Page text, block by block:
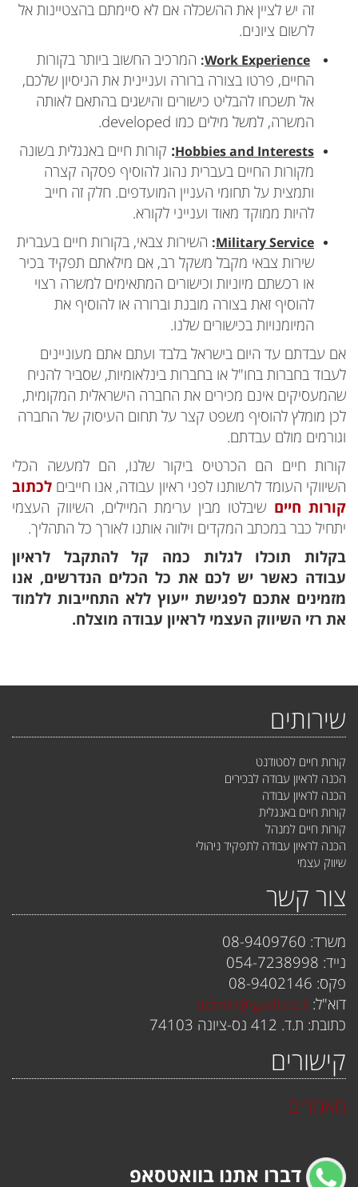
זה יש לציין את ההשכלה אם לא סיימתם בהצטיינות אל
לרשום ציונים.
Work Experience
: המרכיב החשוב ביותר בקורות
החיים, פרטו בצורה ברורה ועניינית את הניסיון שלכם,
אל תשכחו להבליט כישורים והישגים בהתאם לאותה
המשרה, למשל מילים כמו developed.
Hobbies and Interests
: קורות חיים באנגלית בשונה
מקורות החיים בעברית נהוג להוסיף פסקה קצרה
ותמצית על תחומי העניין המועדפים. חלק זה חייב
להיות ממוקד מאוד וענייני לקורא.
Military Service
: השירות צבאי, בקורות חיים בעברית
שירות צבאי מקבל משקל רב, אם מילאתם תפקיד בכיר
או רכשתם מיוניות וכישורים המתאימים למשרה רצוי
להוסיף זאת בצורה מובנת וברורה או להוסיף את
המיומנויות בכישורים שלנו.
אם עבדתם עד היום בישראל בלבד ועתם אתם מעוניינים
לעבוד בחברות בחו"ל או בחברות בינלאומיות, שסביר להניח
שהמעסיקים אינם מכירים את החברה הישראלית המקומית,
לכן מומלץ להוסיף משפט קצר על תחום העיסוק של החברה
וגורמים מולם עבדתם.
קורות חיים הם הכרטיס ביקור שלנו, הם למעשה הכלי
השיווקי העומד לרשותנו לפני ראיון עבודה, אנו חייבים לכתוב
קורות חיים שיבלטו מבין ערימת המיילים, השיווק העצמי
יתחיל כבר במכתב המקדים וילווה אותנו לאורך כל התהליך.
בקלות תוכלו לגלות כמה קל להתקבל לראיון
עבודה כאשר יש לכם את כל הכלים הנדרשים, אנו
מזמינים אתכם לפגישת ייעוץ ללא התחייבות ללמוד
את רזי השיווק העצמי לראיון עבודה מוצלח.
שירותים
קורות חיים לסטודנט
הכנה לראיון עבודה לבכירים
הכנה לראיון עבודה
קורות חיים באנגלית
קורות חיים למנהל
הכנה לראיון עבודה לתפקיד ניהולי
שיווק עצמי
צור קשר
משרד: 08-9409760
נייד: 054-7238998
פקס: 08-9402146
דוא"ל: admin@gadi.co.il
כתובת: ת.ד. 412 נס-ציונה 74103
קישורים
מאמרים
דברו אתנו בוואטסאפ